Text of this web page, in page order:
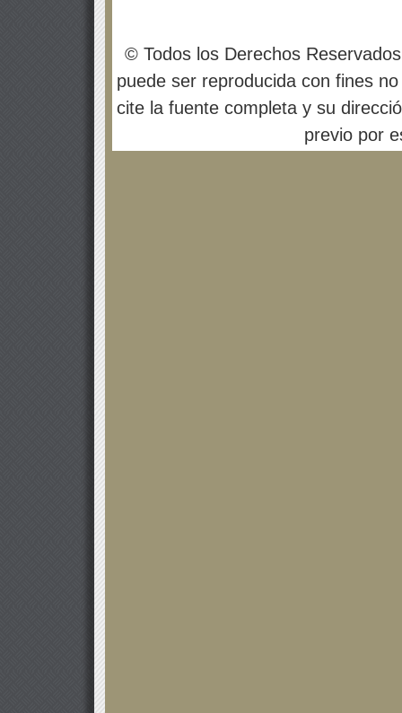
© Todos los Derechos
puede ser reproducida con fines
cite la fuente completa y su
previo por